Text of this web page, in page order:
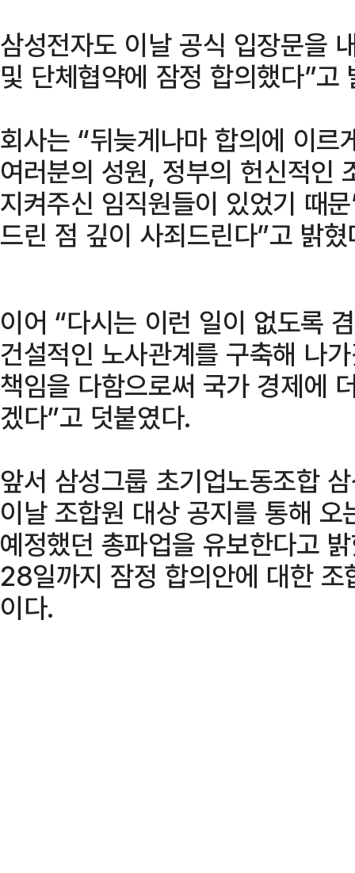
삼성전자도 이날 공식 입장문을
및 단체협약에 잠정 합의했다”고
회사는 “뒤늦게나마 합의에 이
여러분의 성원, 정부의 헌신적인
지켜주신 임직원들이 있었기 때
드린 점 깊이 사죄드린다”고 밝혔
이어 “다시는 이런 일이 없도록
건설적인 노사관계를 구축해 나
책임을 다함으로써 국가 경제에
겠다”고 덧붙였다.
앞서 삼성그룹 초기업노동조합
이날 조합원 대상 공지를 통해
예정했던 총파업을 유보한다고
28일까지 잠정 합의안에 대한
이다.